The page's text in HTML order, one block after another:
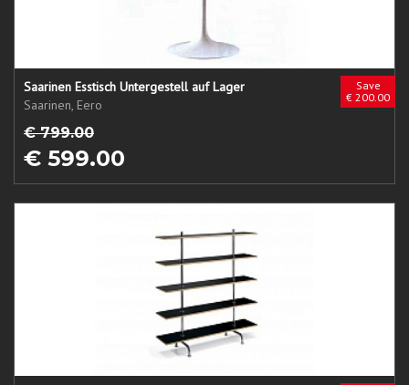
Save
€ 200.00
Saarinen Esstisch Untergestell auf Lager
Saarinen, Eero
€ 799.00
€ 599.00